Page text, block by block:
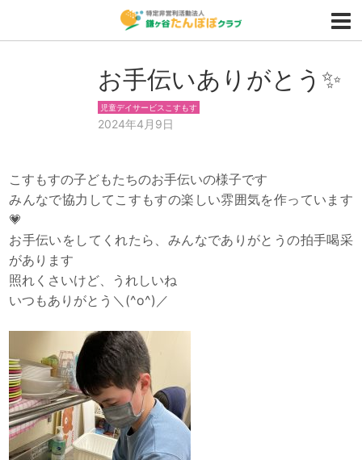
お手伝いありがとう✨
児童デイサービスこすもす
2024年4月9日
こすもすの子どもたちのお手伝いの様子です
みんなで協力してこすもすの楽しい雰囲気を作っています
💗
お手伝いをしてくれたら、みんなでありがとうの拍手喝采
があります
照れくさいけど、うれしいね
いつもありがとう＼(^o^)／